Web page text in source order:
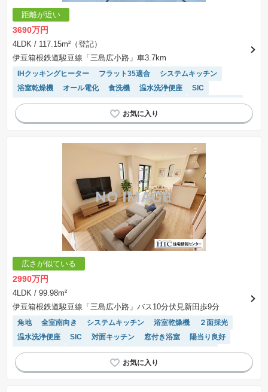
距離が近い
3690万円
4LDK / 117.15m²（登記）
伊豆箱根鉄道駿豆線「三島広小路」車3.7km
IHクッキングヒーター フラット35適合
システムキッチン
浴室乾燥機
オール電化 食洗機 温水洗浄便座
SIC
対面キッチン
高機能トイレ 陽当り良好 WIC
トイレ2個以上
広さが似ている
2990万円
4LDK / 99.98m²
伊豆箱根鉄道駿豆線「三島広小路」バス10分伏見新田歩9分
角地 全室南向き システムキッチン 浴室乾燥機
２面採光
温水洗浄便座
SIC 対面キッチン 窓付き浴室
陽当り良好
閑静な住宅地
トイレ2個以上 モニター付きインターホン